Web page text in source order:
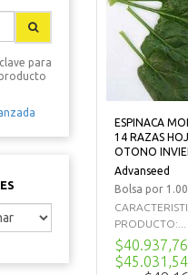
para
ESPINACA
14 RAZAS
OTONO
Advanseed
Bolsa por
PRODUCTO:...
$40.937,76
$45.031,54